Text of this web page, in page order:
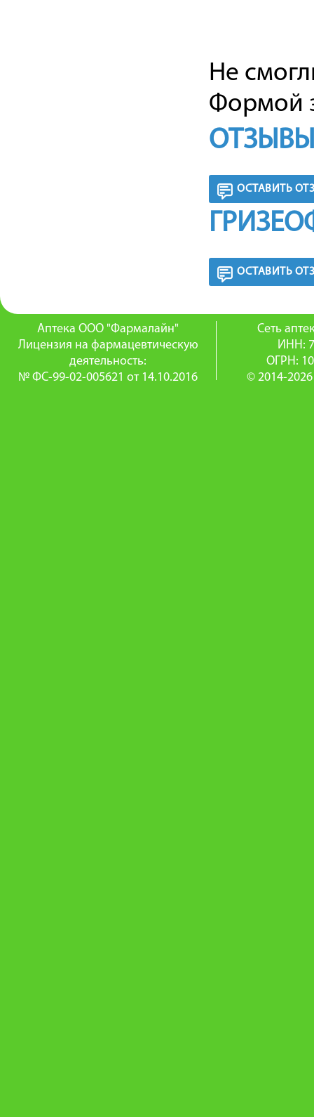
Не
Формой
ОСТАВИТЬ
ОСТАВИТЬ
Аптека ООО "Фармалайн"
Лицензия на фармацевтическую
деятельность:
№ ФС-99-02-005621 от 14.10.2016
Сеть
ИНН:
ОГРН:
© 2014-